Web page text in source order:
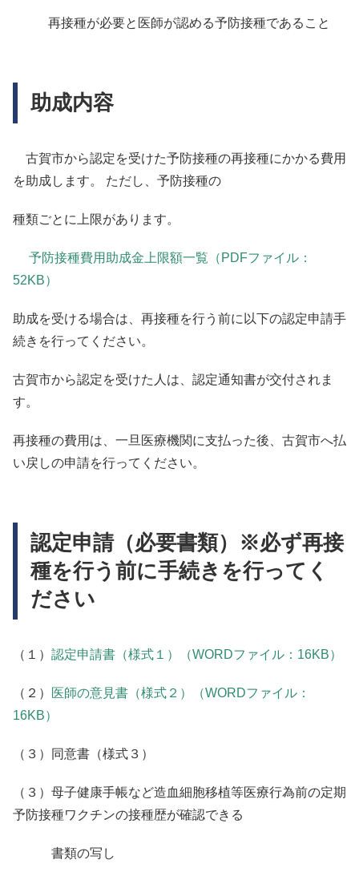
再接種が必要と医師が認める予防接種であること
助成内容
古賀市から認定を受けた予防接種の再接種にかかる費用
を助成します。 ただし、予防接種の
種類ごとに上限があります。
予防接種費用助成金上限額一覧（PDFファイル：
52KB）
助成を受ける場合は、再接種を行う前に以下の認定申請手
続きを行ってください。
古賀市から認定を受けた人は、認定通知書が交付されま
す。
再接種の費用は、一旦医療機関に支払った後、古賀市へ払
い戻しの申請を行ってください。
認定申請（必要書類）※必ず再接
種を行う前に手続きを行ってく
ださい
（１） 認定申請書（様式１）（WORDファイル：16KB）
（２）
医師の意見書（様式２）（WORDファイル：
16KB）
（３）同意書（様式３）
（３）母子健康手帳など造血細胞移植等医療行為前の定期
予防接種ワクチンの接種歴が確認できる
書類の写し